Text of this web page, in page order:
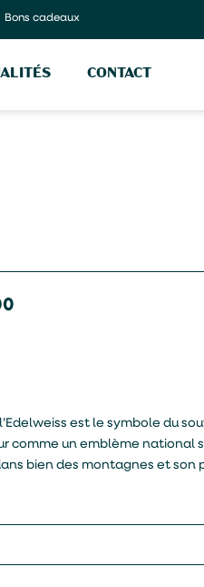
Bons cadeaux
CONTACT
est le symbole du
comme un emblème national
bien des montagnes et son